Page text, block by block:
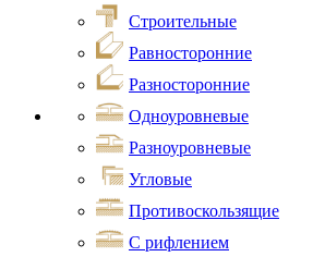
Строительные
Равносторонние
Разносторонние
Одноуровневые
Разноуровневые
Угловые
Противоскользящие
С рифлением